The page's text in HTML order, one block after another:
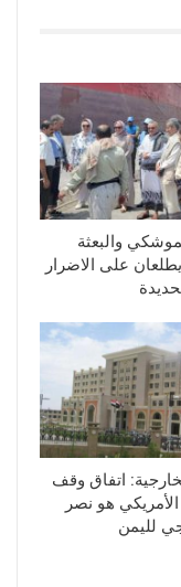
والبعثة
على الاضرار
اتفاق وقف
الأمريكي هو نصر
لليمن